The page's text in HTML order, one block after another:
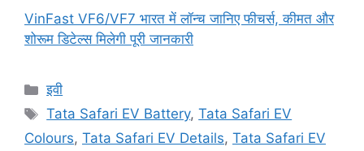
VinFast VF6/VF7 भारत में लॉन्च जानिए फीचर्स, कीमत और
शोरूम डिटेल्स मिलेगी पूरी जानकारी
Categories
इवी
Tags
Tata Safari EV Battery,Tata Safari EV
Colours, Tata Safari EV Details, Tata Safari EV